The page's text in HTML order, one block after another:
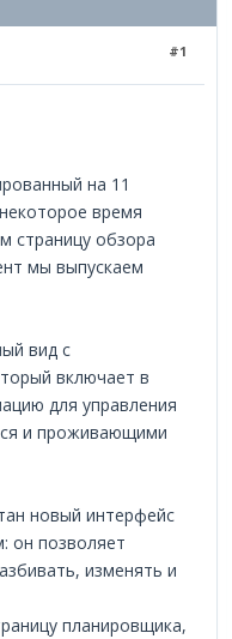
#1
на 11
время
страницу обзора
мы выпускаем
вид с
включает в
для управления
и проживающими
новый интерфейс
он позволяет
изменять и
планировщика,